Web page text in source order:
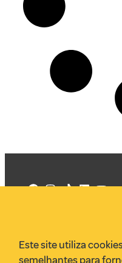
VR Assessoria
Este site utiliza
semelhantes para